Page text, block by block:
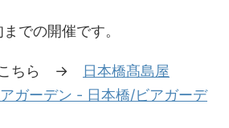
での開催です。
こちら →
日本橋髙島屋
ガーデン - 日本橋/ビアガーデ